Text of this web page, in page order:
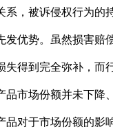
系，被诉侵权行为的
发优势。虽然损害赔
失得到完全弥补，而
品市场份额并未下降
品对于市场份额的